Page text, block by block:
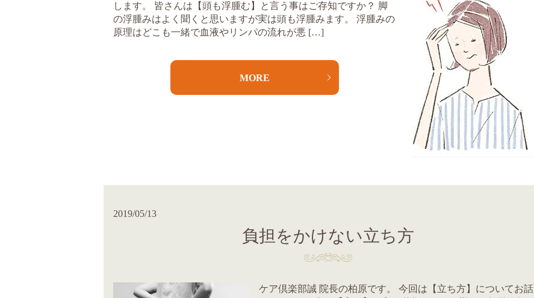
します。 皆さんは【頭も浮腫む】と言う事はご存知ですか？ 脚
の浮腫みはよく聞くと思いますが実は頭も浮腫みます。 浮腫みの
原理はどこも一緒で血液やリンパの流れが悪 […]
MORE
2019/05/13
負担をかけない立ち方
ケア倶楽部誠 院長の柏原です。 今回は【立ち方】についてお話